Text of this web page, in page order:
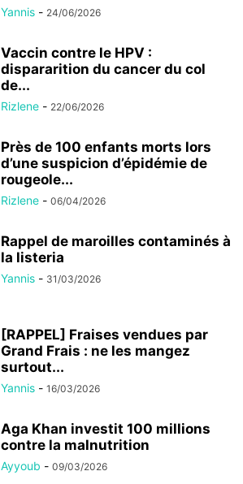
Yannis - 24/06/2026
Vaccin contre le HPV :
dispararition du cancer du col
de...
Rizlene - 22/06/2026
Près de 100 enfants morts lors
d’une suspicion d’épidémie de
rougeole...
Rizlene - 06/04/2026
Rappel de maroilles contaminés à
la listeria
Yannis - 31/03/2026
[RAPPEL] Fraises vendues par
Grand Frais : ne les mangez
surtout...
Yannis - 16/03/2026
Aga Khan investit 100 millions
contre la malnutrition
Ayyoub - 09/03/2026